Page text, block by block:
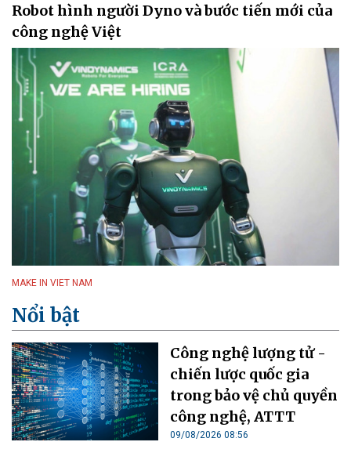
Robot hình người Dyno và bước tiến mới của
công nghệ Việt
MAKE IN VIET NAM
Nổi bật
Công nghệ lượng tử -
chiến lược quốc gia
trong bảo vệ chủ quyền
công nghệ, ATTT
09/08/2026 08:56